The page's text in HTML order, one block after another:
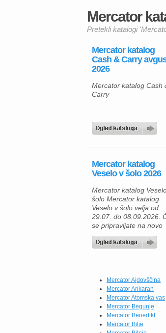
Mercator
Pretekli katalogi
Mercator katalog
Cash & Carry
2026
Mercator katalog Cash
Carry
Mercator katalog
Veselo v šolo 2026
Mercator katalog
šolo Mercator katalog
Veselo v šolo velja od
29.07. do 08.09.2026.
se pripravljate na novo
šolsko leto, vas bo
aktualna ponudba
bogatim izborom
potrebščin po ugodnih
cenah. Ne glede na to,
opremljate prvošolca,
osnovnošolca ali dijaka,
boste našli vse, kar
potrebujete za uspešen
Mercator Ajdovščina
Mercator Ankaran
Mercator Atomska vas
Mercator Begunje
Mercator Benedikt
Mercator Bilje